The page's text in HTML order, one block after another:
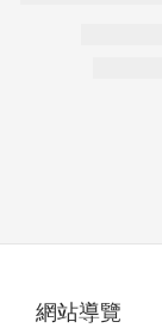
網站導覽